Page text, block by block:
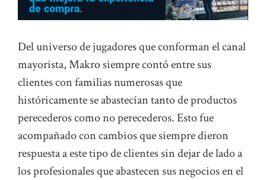
Del universo de jugadores que conforman el canal
mayorista, Makro siempre contó entre sus
clientes con familias numerosas que
históricamente se abastecían tanto de productos
perecederos como no perecederos. Esto fue
acompañado con cambios que siempre dieron
respuesta a este tipo de clientes sin dejar de lado a
los profesionales que abastecen sus negocios en el